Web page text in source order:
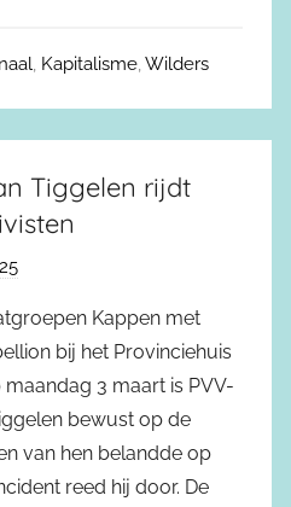
, Kapitalisme,Wilders
Tiggelen rijdt
Kappen met
bij het Provinciehuis
3 maart is PVV-
bewust op de
van hen belandde op
reed hij door. De